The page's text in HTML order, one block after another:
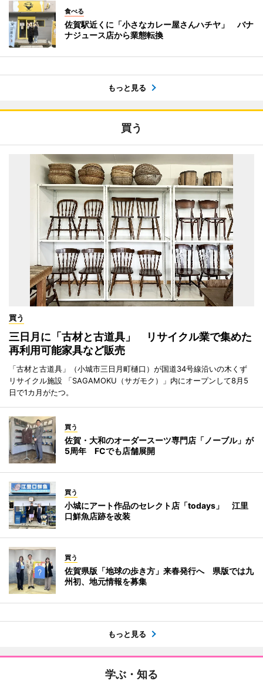
食べる
佐賀駅近くに「小さなカレー屋さんハチヤ」 バナ
ナジュース店から業態転換
もっと見る
買う
買う
三日月に「古材と古道具」 リサイクル業で集めた
再利用可能家具など販売
「古材と古道具」（小城市三日月町樋口）が国道34号線沿いの木くず
リサイクル施設 「SAGAMOKU（サガモク）」内にオープンして8月5
日で1カ月がたつ。
買う
佐賀・大和のオーダースーツ専門店「ノーブル」が
5周年 FCでも店舗展開
買う
小城にアート作品のセレクト店「todays」 江里
口鮮魚店跡を改装
買う
佐賀県版「地球の歩き方」来春発行へ 県版では九
州初、地元情報を募集
もっと見る
学ぶ・知る